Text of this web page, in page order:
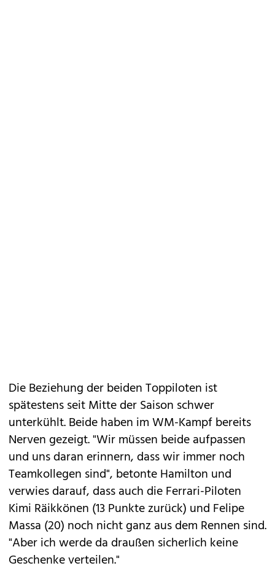
Die Beziehung der beiden Toppiloten ist
spätestens seit Mitte der Saison schwer
unterkühlt. Beide haben im WM-Kampf bereits
Nerven gezeigt. "Wir müssen beide aufpassen
und uns daran erinnern, dass wir immer noch
Teamkollegen sind", betonte Hamilton und
verwies darauf, dass auch die Ferrari-Piloten
Kimi Räikkönen (13 Punkte zurück) und Felipe
Massa (20) noch nicht ganz aus dem Rennen sind.
"Aber ich werde da draußen sicherlich keine
Geschenke verteilen."